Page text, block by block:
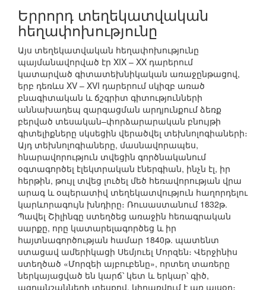
Երրորդ տեղեկատվական
հեղափոխությունը
Այս տեղեկատվական հեղափոխությունը
պայմանավորված էր XIX – XX դարերում
կատարված գիտատեխնիկական առաջընթացով,
երբ դեռևս XV – XVI դարերում սկիզբ առած
բնագիտական և ճշգրիտ գիտությունների
աննախադեպ զարգացման արդյունքում ձեռք
բերված տեսական–փորձարարական բնույթի
գիտելիքները սկսեցին վերածվել տեխնոլոգիաների։
Այդ տեխնոլոգիաները, մասնավորապես,
հնարավորություն տվեցին գործնականում
օգտագործել էլեկտրական էներգիան, ինչն էլ, իր
հերթին, թույլ տվեց լուծել մեծ հեռավորության վրա
արագ և օպերատիվ տեղեկատվություն հաղորդելու
կարևորագույն խնդիրը։ Ռուսաստանում 1832թ.
Պավել Շիլինգը ստեղծեց առաջին հեռագրական
սարքը, որը կատարելագործեց և իր
հայտնագործության համար 1840թ. պատենտ
ստացավ ամերիկացի Սեմյուել Մորզեն։ Վերջինիս
ստեղծած «Մորզեի այբուբենը», որտեղ տառերը
ներկայացված են կարճ՝ կետ և երկար՝ գիծ,
ազդանշանների տեսքով, կիրառվում է առ այսօր։